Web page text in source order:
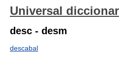
Universal
desc - desm
descabal